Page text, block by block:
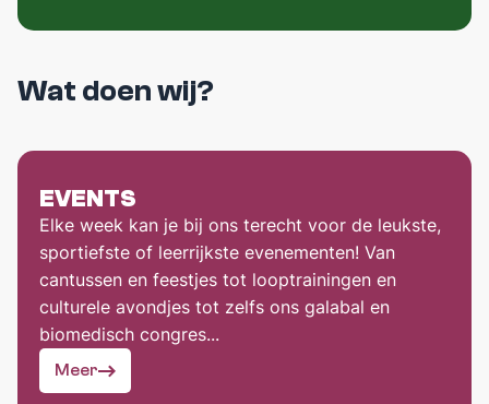
Wat doen wij?
EVENTS
Elke week kan je bij ons terecht voor de leukste,
sportiefste of leerrijkste evenementen! Van
cantussen en feestjes tot looptrainingen en
culturele avondjes tot zelfs ons galabal en
biomedisch congres...
Meer